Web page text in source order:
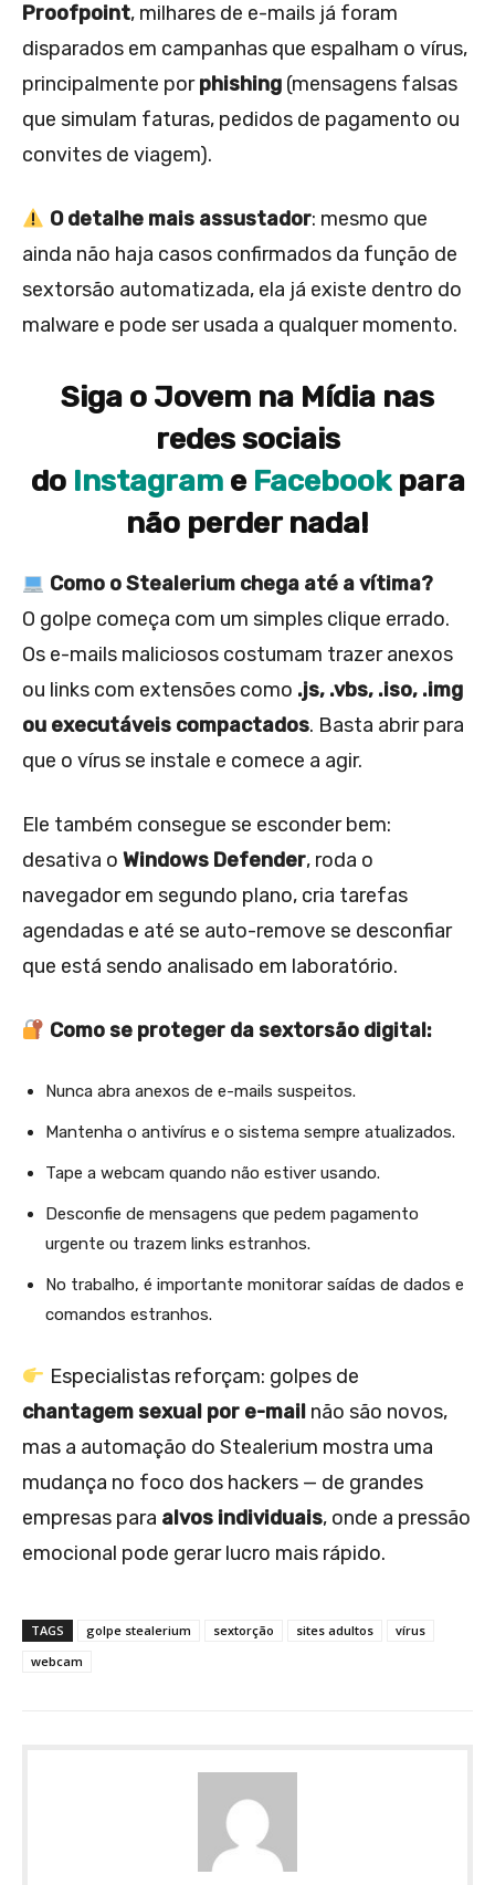
Proofpoint, milhares de e-mails já foram
disparados em campanhas que espalham o vírus,
principalmente porphishing (mensagens falsas
que simulam faturas, pedidos de pagamento ou
convites de viagem).
O detalhe mais assustador: mesmo que
ainda não haja casos confirmados da função de
sextorsão automatizada, ela já existe dentro do
malware e pode ser usada a qualquer momento.
Siga o Jovem na Mídia nas
redes sociais
do Instagram e Facebookpara
não perder nada!
Como o Stealerium chega até a vítima?
O golpe começa com um simples clique errado.
Os e-mails maliciosos costumam trazer anexos
ou links com extensões como .js, .vbs, .iso, .img
ou executáveis compactados. Basta abrir para
que o vírus se instale e comece a agir.
Ele também consegue se esconder bem:
desativa o Windows Defender, roda o
navegador em segundo plano, cria tarefas
agendadas e até se auto-remove se desconfiar
que está sendo analisado em laboratório.
Como se proteger da sextorsão digital:
Nunca abra anexos de e-mails suspeitos.
Mantenha o antivírus e o sistema sempre atualizados.
Tape a webcam quando não estiver usando.
Desconfie de mensagens que pedem pagamento
urgente ou trazem links estranhos.
No trabalho, é importante monitorar saídas de dados e
comandos estranhos.
Especialistas reforçam: golpes de
chantagem sexual por e-mail não são novos,
mas a automação do Stealerium mostra uma
mudança no foco dos hackers — de grandes
empresas para alvos individuais, onde a pressão
emocional pode gerar lucro mais rápido.
TAGS golpe stealerium sextorção sites adultos
vírus
webcam